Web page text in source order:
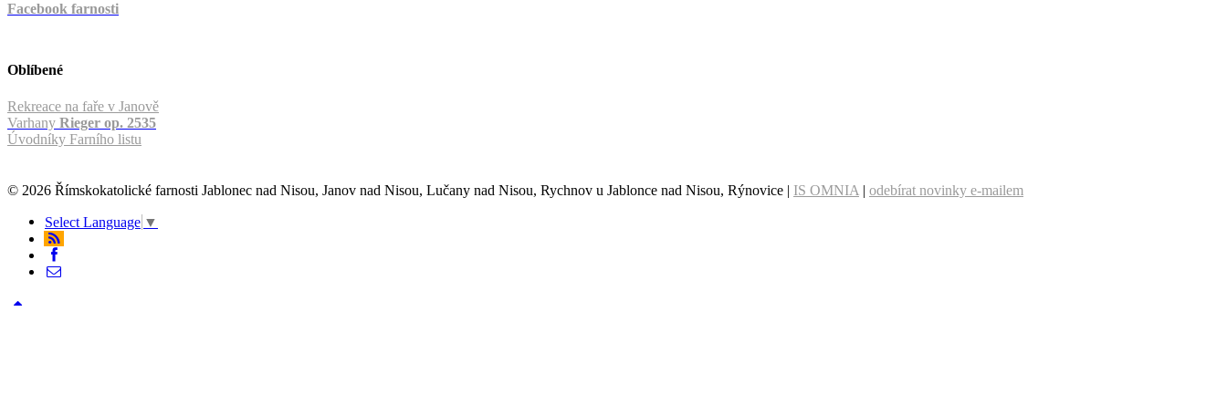
Facebook farnosti
Oblíbené
Rekreace na faře v Janově
Varhany Rieger op. 2535
Úvodníky Farního listu
© 2026 Římskokatolické farnosti Jablonec nad Nisou, Janov nad Nisou, Lučany nad Nisou, Rychnov u Jablonce nad Nisou, Rýnovice | IS OMNIA | odebírat novinky e-mailem
Select Language ▼